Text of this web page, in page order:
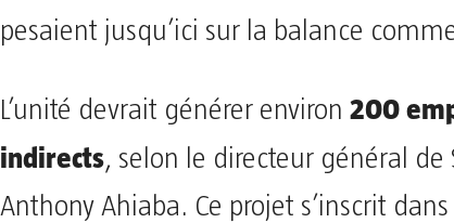
pesaient jusqu’ici sur la balance
L’unité devrait générer environ 200
indirects, selon le directeur général de
Anthony Ahiaba. Ce projet s’inscrit